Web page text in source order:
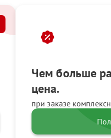
Чем больше
цена.
при заказе